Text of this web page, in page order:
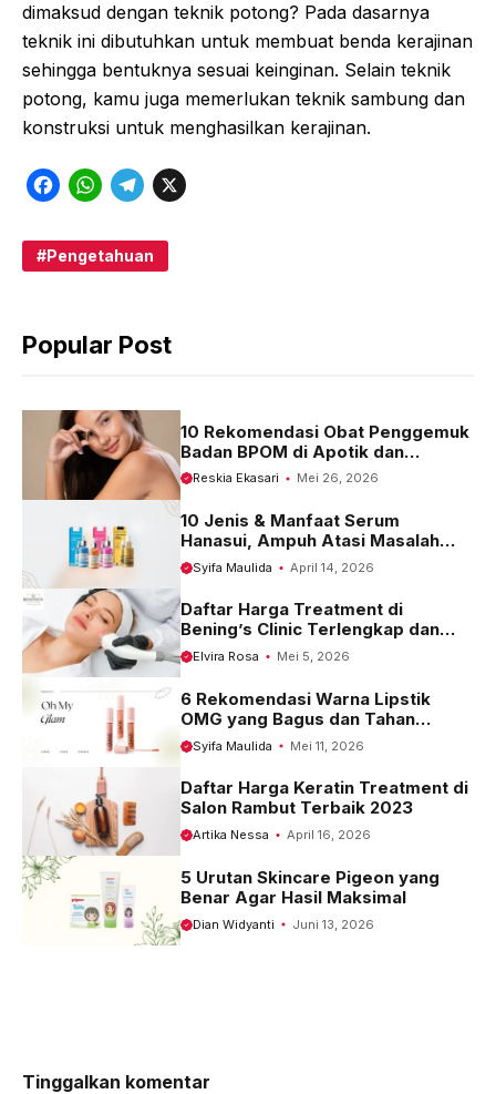
dimaksud dengan teknik potong? Pada dasarnya
teknik ini dibutuhkan untuk membuat benda kerajinan
sehingga bentuknya sesuai keinginan. Selain teknik
potong, kamu juga memerlukan teknik sambung dan
konstruksi untuk menghasilkan kerajinan.
F
c
o
W
a
A
p
T
l
r
m
X
Pengetahuan
Popular Post
10 Rekomendasi Obat Penggemuk
Badan BPOM di Apotik dan
Harganya
Reskia Ekasari Mei 26, 2026
10 Jenis & Manfaat Serum
Hanasui, Ampuh Atasi Masalah
Kulit
Syifa Maulida April 14, 2026
Daftar Harga Treatment di
Bening’s Clinic Terlengkap dan
Terbaru 2023
Elvira Rosa Mei 5, 2026
6 Rekomendasi Warna Lipstik
OMG yang Bagus dan Tahan
Seharian
Syifa Maulida Mei 11, 2026
Daftar Harga Keratin Treatment di
Salon Rambut Terbaik 2023
Artika Nessa April 16, 2026
5 Urutan Skincare Pigeon yang
Benar Agar Hasil Maksimal
Dian Widyanti Juni 13, 2026
Tinggalkan komentar